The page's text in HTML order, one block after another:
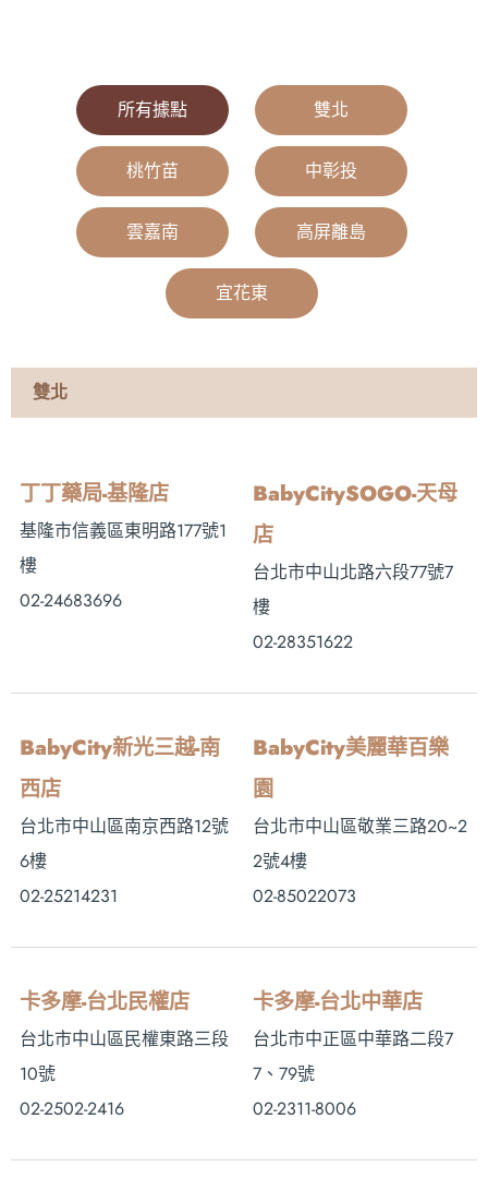
所有據點 雙北
桃竹苗 中彰投
雲嘉南 高屏離島
宜花東
雙北
丁丁藥局-基隆店
基隆市信義區東明路177號1
樓
02-24683696
BabyCitySOGO-天母
店
台北市中山北路六段77號7
樓
02-28351622
BabyCity新光三越-南
西店
台北市中山區南京西路12號
6樓
02-25214231
BabyCity美麗華百樂
園
台北市中山區敬業三路20~2
2號4樓
02-85022073
卡多摩-台北民權店
台北市中山區民權東路三段
10號
02-2502-2416
卡多摩-台北中華店
台北市中正區中華路二段7
7、79號
02-2311-8006